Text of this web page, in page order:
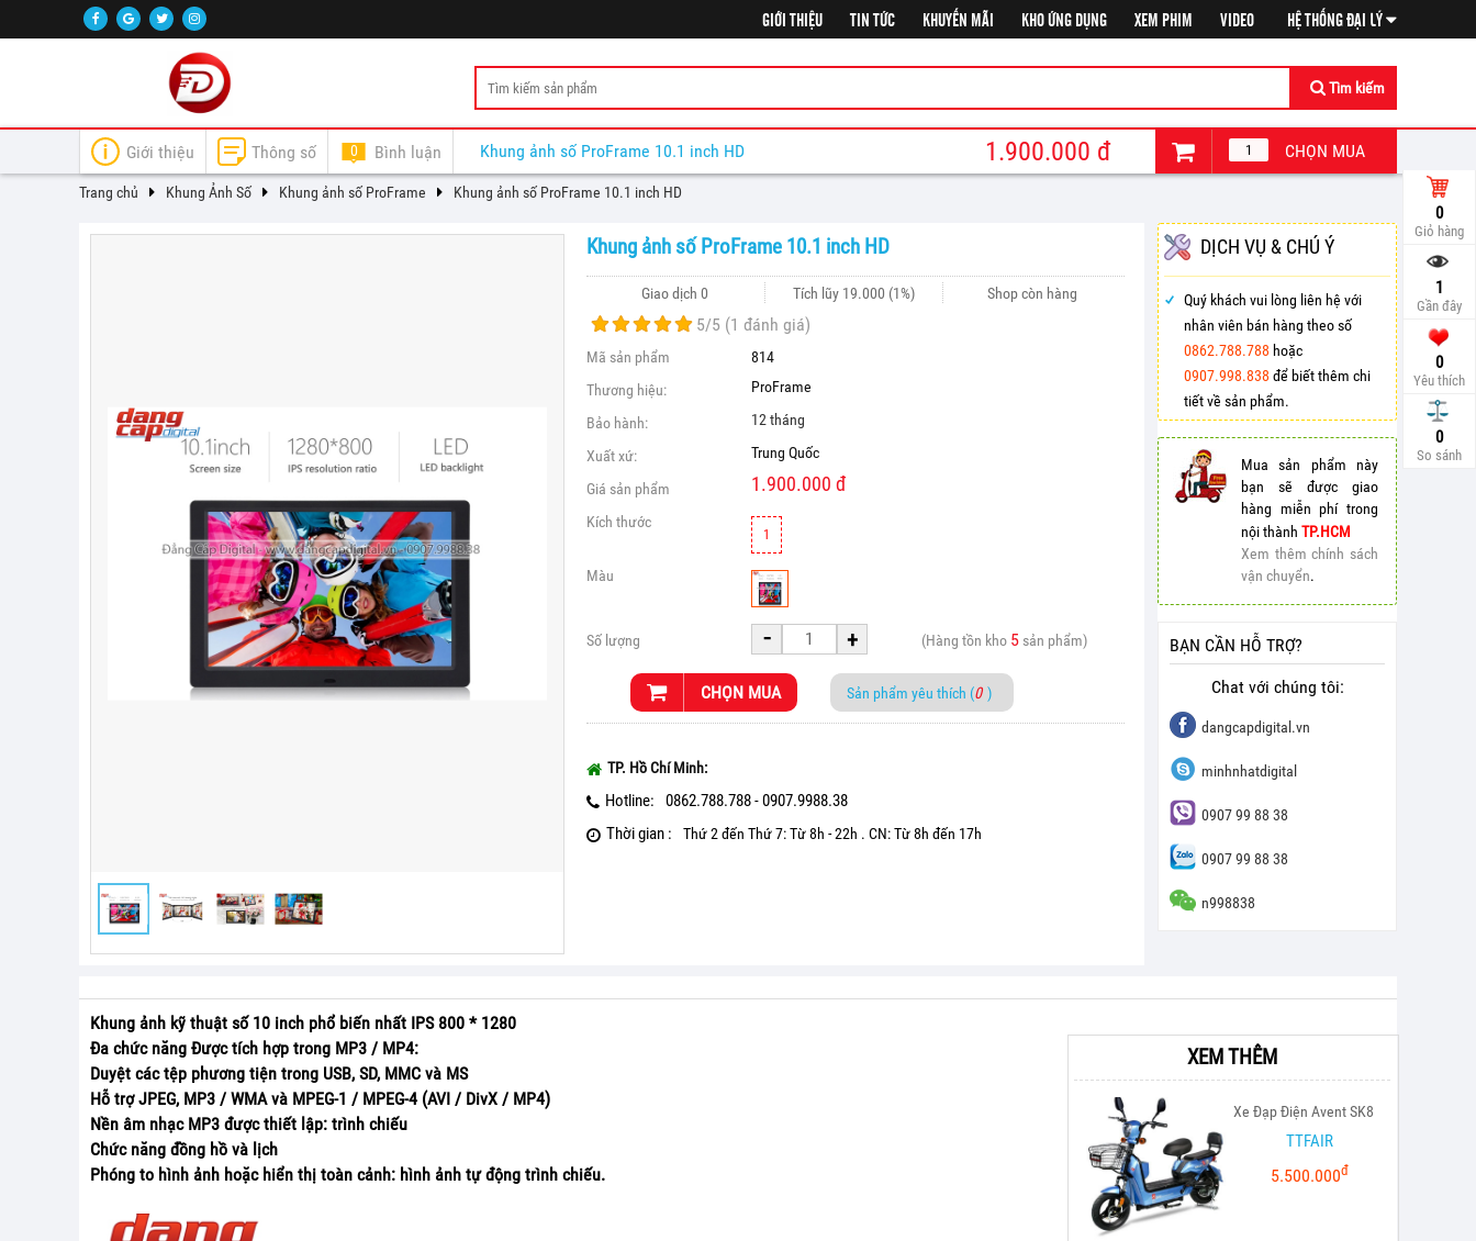
GIỚI THIỆU TIN TỨC KHUYẾN MÃI KHO ỨNG DỤNG XEM PHIM VIDEO HỆ THỐNG ĐẠI LÝ
Tìm kiếm
Giới thiệu Thông số 0 Bình luận Khung ảnh số ProFrame 10.1 inch HD 1.900.000 đ CHỌN MUA
0
Giỏ hàng
1
Gần đây
0
Yêu thích
0
So sánh
So
Trang chủ Khung Ảnh Số Khung ảnh số ProFrame Khung ảnh số ProFrame 10.1 inch HD
Khung ảnh số ProFrame 10.1 inch HD
Giao dịch 0 Tích lũy 19.000 (1%) Shop còn hàng
5/5 (1 đánh giá)
Mã sản phẩm
814
Thương hiệu:
ProFrame
Bảo hành: 12 tháng
Xuất xứ: Trung Quốc
Giá sản phẩm 1.900.000 đ
Kích thước
1
Màu
Số lượng - + (Hàng tồn kho 5sản phẩm)
CHỌN MUA Sản phẩm yêu thích (0 )
TP. Hồ Chí Minh:
Hotline:
0862.788.788 - 0907.9988.38
Thời gian :
Thứ 2 đến Thứ 7: Từ 8h - 22h . CN: Từ 8h đến 17h
DỊCH VỤ & CHÚ Ý
Quý khách vui lòng liên hệ với
nhân viên bán hàng theo số
0862.788.788 hoặc
0907.998.838 để biết thêm chi
tiết về sản phẩm.
Mua sản phẩm này
bạn sẽ được giao
hàng miễn phí trong
nội thành TP.HCM
Xem thêm chính sách
vận chuyển.
BẠN CẦN HỖ TRỢ?
Chat với chúng tôi:
dangcapdigital.vn
minhnhatdigital
0907 99 88 38
0907 99 88 38
n998838
Khung ảnh kỹ thuật số 10 inch phổ biến nhất IPS 800 * 1280
Đa chức năng Được tích hợp trong MP3 / MP4:
Duyệt các tệp phương tiện trong USB, SD, MMC và MS
Hỗ trợ JPEG, MP3 / WMA và MPEG-1 / MPEG-4 (AVI / DivX / MP4)
Nền âm nhạc MP3 được thiết lập: trình chiếu
Chức năng đồng hồ và lịch
Phóng to hình ảnh hoặc hiển thị toàn cảnh: hình ảnh tự động trình chiếu.
XEM THÊM
Xe Đạp Điện Avent SK8
TTFAIR
5.500.000đ